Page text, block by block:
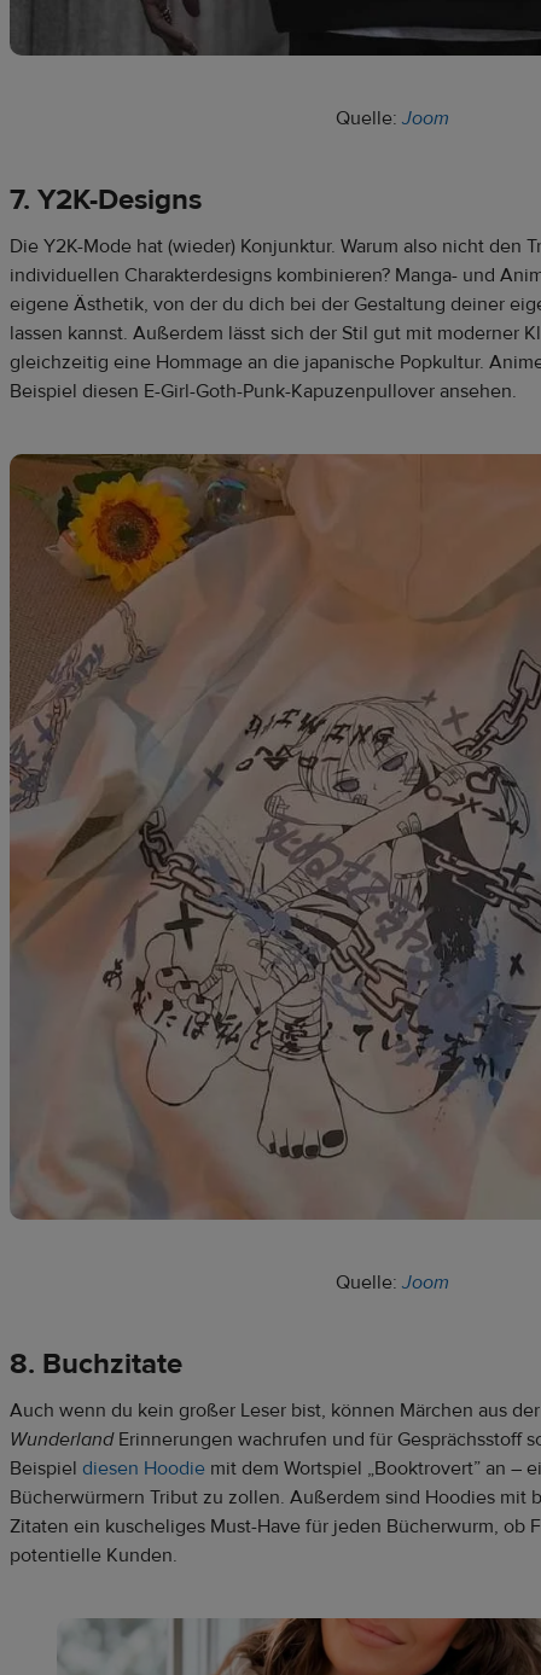
Quelle: Joom
7. Y2K-Designs
Die Y2K-Mode hat (wieder) Konjunktur. Warum also nicht den
individuellen Charakterdesigns kombinieren? Manga- und
eigene Ästhetik, von der du dich bei der Gestaltung deiner
lassen kannst. Außerdem lässt sich der Stil gut mit moderner
gleichzeitig eine Hommage an die japanische Popkultur.
Beispiel diesen E-Girl-Goth-Punk-Kapuzenpullover ansehen.
Quelle: Joom
8. Buchzitate
Auch wenn du kein großer Leser bist, können Märchen aus
WunderlandErinnerungen wachrufen und für Gesprächsstoff
Beispiel diesen Hoodie mit dem Wortspiel „Booktrovert” an –
Bücherwürmern Tribut zu zollen. Außerdem sind Hoodies mit
Zitaten ein kuscheliges Must-Have für jeden Bücherwurm, ob
potentielle Kunden.